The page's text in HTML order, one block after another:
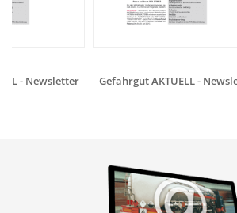
- Newsletter Gefahrgut AKTUELL -